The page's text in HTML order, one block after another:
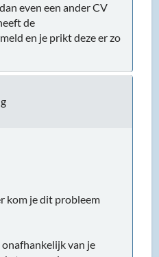
even een ander CV
de
en je prikt deze er zo
kom je dit probleem
van je